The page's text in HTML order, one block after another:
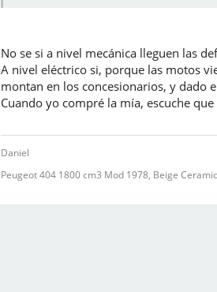
No se si a nivel mecánica lleguen las
A nivel eléctrico si, porque las motos
montan en los concesionarios, y dado
Cuando yo compré la mía, escuche
Daniel
Peugeot 404 1800 cm3 Mod 1978, Beige